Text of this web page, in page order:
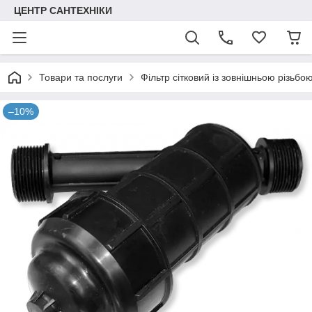
ЦЕНТР САНТЕХНІКИ
Товари та послуги Фільтр сітковий із зовнішньою
–10%